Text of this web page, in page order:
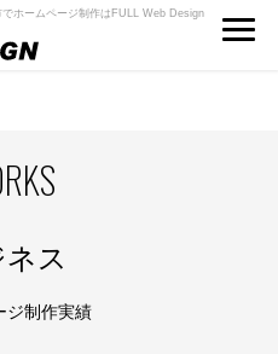
ホームページ制作はFULL Web Design
ス
ジ制作実績